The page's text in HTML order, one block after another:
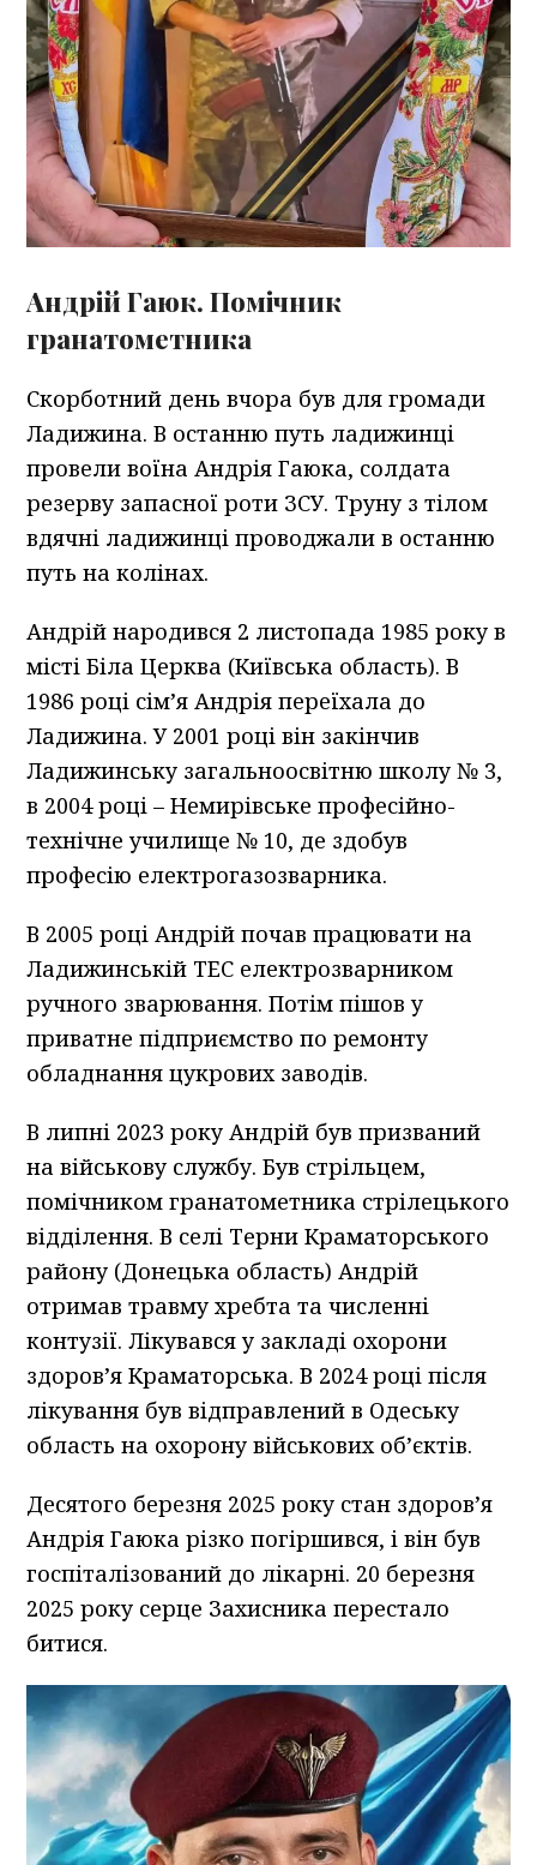
Андрій Гаюк. Помічник
гранатометника
Скорботний день вчора був для громади
Ладижина. В останню путь ладижинці
провели воїна Андрія Гаюка, солдата
резерву запасної роти ЗСУ. Труну з тілом
вдячні ладижинці проводжали в останню
путь на колінах.
Андрій народився 2 листопада 1985 року в
місті Біла Церква (Київська область). В
1986 році сім’я Андрія переїхала до
Ладижина. У 2001 році він закінчив
Ладижинську загальноосвітню школу № 3,
в 2004 році – Немирівське професійно-
технічне училище № 10, де здобув
професію електрогазозварника.
В 2005 році Андрій почав працювати на
Ладижинській ТЕС електрозварником
ручного зварювання. Потім пішов у
приватне підприємство по ремонту
обладнання цукрових заводів.
В липні 2023 року Андрій був призваний
на військову службу. Був стрільцем,
помічником гранатометника стрілецького
відділення. В селі Терни Краматорського
району (Донецька область) Андрій
отримав травму хребта та численні
контузії. Лікувався у закладі охорони
здоров’я Краматорська. В 2024 році після
лікування був відправлений в Одеську
область на охорону військових об’єктів.
Десятого березня 2025 року стан здоров’я
Андрія Гаюка різко погіршився, і він був
госпіталізований до лікарні. 20 березня
2025 року серце Захисника перестало
битися.